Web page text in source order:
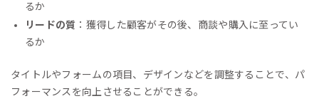
るか
リードの質 ：獲得した顧客がその後、商談や購入に至ってい
るか
タイトルやフォームの項目、デザインなどを調整することで、パ
フォーマンスを向上させることができる。